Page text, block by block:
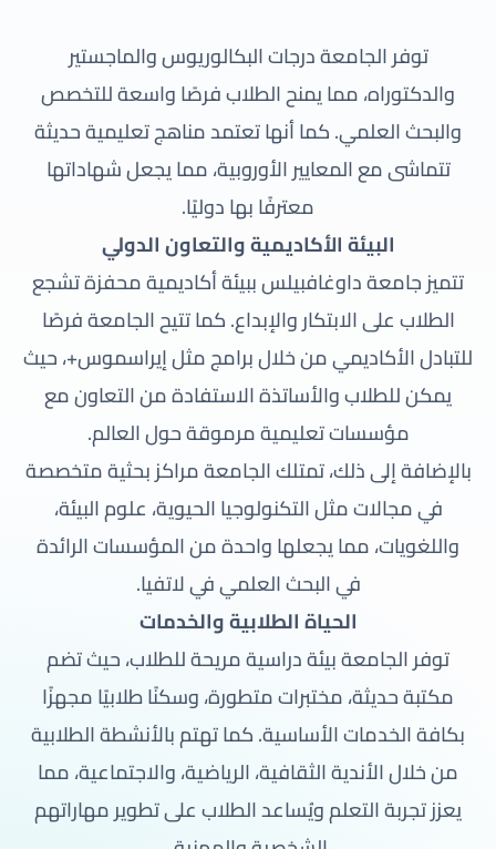
توفر الجامعة درجات البكالوريوس والماجستير
والدكتوراه، مما يمنح الطلاب فرصًا واسعة للتخصص
والبحث العلمي. كما أنها تعتمد مناهج تعليمية حديثة
تتماشى مع المعايير الأوروبية، مما يجعل شهاداتها
معترفًا بها دوليًا.
البيئة الأكاديمية والتعاون الدولي
تتميز جامعة داوغافبيلس ببيئة أكاديمية محفزة تشجع
الطلاب على الابتكار والإبداع. كما تتيح الجامعة فرصًا
للتبادل الأكاديمي من خلال برامج مثل إيراسموس+، حيث
يمكن للطلاب والأساتذة الاستفادة من التعاون مع
مؤسسات تعليمية مرموقة حول العالم.
بالإضافة إلى ذلك، تمتلك الجامعة مراكز بحثية متخصصة
في مجالات مثل التكنولوجيا الحيوية، علوم البيئة،
واللغويات، مما يجعلها واحدة من المؤسسات الرائدة
في البحث العلمي في لاتفيا.
الحياة الطلابية والخدمات
توفر الجامعة بيئة دراسية مريحة للطلاب، حيث تضم
مكتبة حديثة، مختبرات متطورة، وسكنًا طلابيًا مجهزًا
بكافة الخدمات الأساسية. كما تهتم بالأنشطة الطلابية
من خلال الأندية الثقافية، الرياضية، والاجتماعية، مما
يعزز تجربة التعلم ويُساعد الطلاب على تطوير مهاراتهم